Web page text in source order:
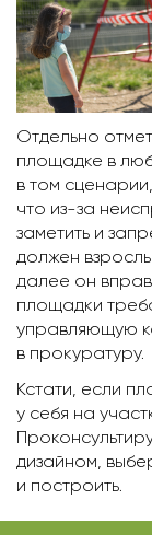
Отдельно
площадке в
в том
что из-за
заметить и
должен
далее он
площадки
управляющую
в прокуратуру.
Кстати, если
у себя на
дизайном,
и построить.